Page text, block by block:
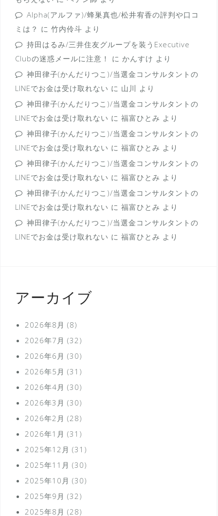
Alpha(アルファ)/蜂巣真也/松井宥香の評判や口コ
ミは？ に 竹内伶斗 より
持田はるみ/三井住友グループを装うExecutive
Clubの迷惑メールに注意！
に かんすけ より
神田律子(かんだりつこ)/当選金コンサルタントの
LINEでお金は受け取れない に 山川 より
神田律子(かんだりつこ)/当選金コンサルタントの
LINEでお金は受け取れない に 福富ひとみ より
神田律子(かんだりつこ)/当選金コンサルタントの
LINEでお金は受け取れない に 福富ひとみ より
神田律子(かんだりつこ)/当選金コンサルタントの
LINEでお金は受け取れない に 福富ひとみ より
神田律子(かんだりつこ)/当選金コンサルタントの
LINEでお金は受け取れない に 福富ひとみ より
神田律子(かんだりつこ)/当選金コンサルタントの
LINEでお金は受け取れない に 福富ひとみ より
アーカイブ
2026年8月 (8)
2026年7月 (32)
2026年6月 (30)
2026年5月 (31)
2026年4月 (30)
2026年3月 (30)
2026年2月 (28)
2026年1月 (31)
2025年12月 (31)
2025年11月 (30)
2025年10月 (30)
2025年9月 (32)
2025年8月 (28)